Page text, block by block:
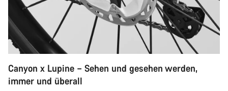
Canyon x Lupine – Sehen und gesehen werden,
immer und überall